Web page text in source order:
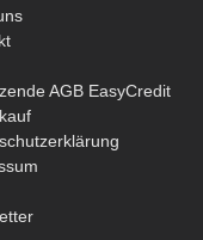
AGB EasyCredit